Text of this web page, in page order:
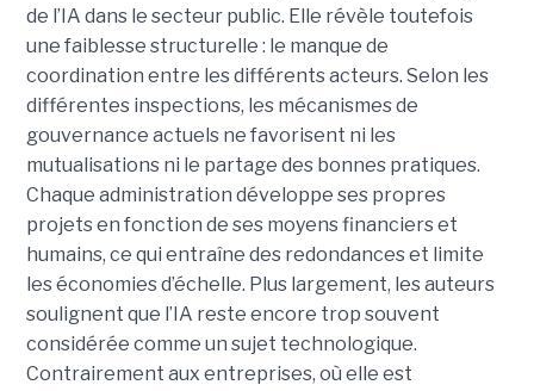
de l’IA dans le secteur public. Elle révèle toutefois
une faiblesse structurelle : le manque de
coordination entre les différents acteurs. Selon les
différentes inspections, les mécanismes de
gouvernance actuels ne favorisent ni les
mutualisations ni le partage des bonnes pratiques.
Chaque administration développe ses propres
projets en fonction de ses moyens financiers et
humains, ce qui entraîne des redondances et limite
les économies d’échelle. Plus largement, les auteurs
soulignent que l’IA reste encore trop souvent
considérée comme un sujet technologique.
Contrairement aux entreprises, où elle est